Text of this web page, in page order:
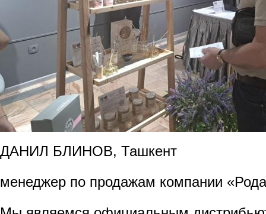
ДАНИЛ БЛИНОВ, Ташкент
менеджер по продажам компании